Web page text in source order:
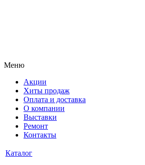
Меню
Акции
Хиты продаж
Оплата и доставка
О компании
Выставки
Ремонт
Контакты
Каталог